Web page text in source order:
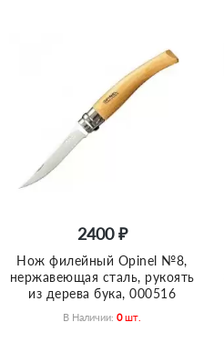
2400 ₽
Нож филейный Opinel №8,
нержавеющая сталь, рукоять
из дерева бука, 000516
В Наличии: 0 Шт.